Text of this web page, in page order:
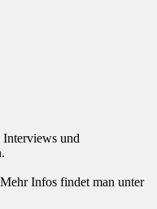
und
Infos findet man unter